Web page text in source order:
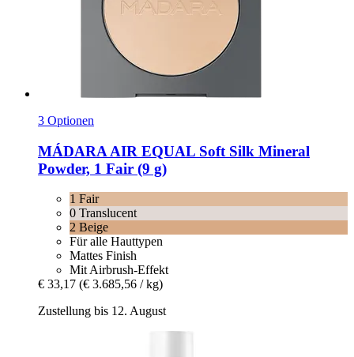
3 Optionen
MÁDARA AIR EQUAL Soft Silk Mineral
Powder, 1 Fair (9 g)
1 Fair
0 Translucent
2 Beige
Für alle Hauttypen
Mattes Finish
Mit Airbrush-Effekt
€ 33,17 (€ 3.685,56 / kg)
Zustellung bis 12. August